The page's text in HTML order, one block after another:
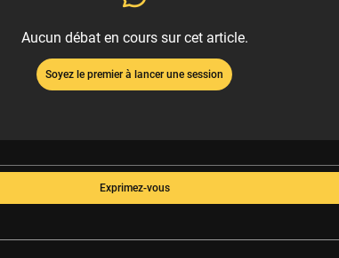
Aucun débat en cours sur cet article.
Soyez le premier à lancer une session
Exprimez-vous